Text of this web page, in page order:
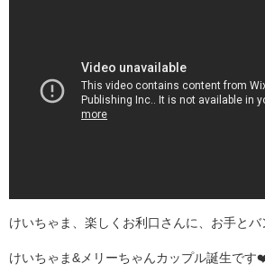
けいちゃま、楽しくお利口さんに、お手とバ
けいちゃま&メリーちゃんカップル誕生です